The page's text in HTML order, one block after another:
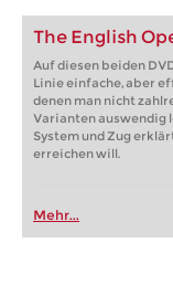
The English
Auf diesen beiden
Linie einfache, aber
denen man nicht
Varianten auswendig
System und Zug
erreichen will.
Mehr...